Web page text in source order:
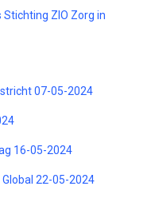
ZIO Zorg in
07-05-2024
16-05-2024
22-05-2024